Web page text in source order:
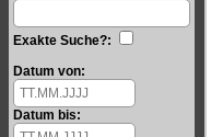
Exakte Suche?:
Datum von:
Datum bis: